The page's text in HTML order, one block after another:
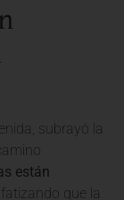
subrayó la
están
que la